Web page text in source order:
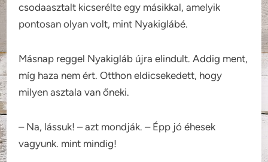
csodaasztalt kicserélte egy másikkal, amelyik
pontosan olyan volt, mint Nyakiglábé.
Másnap reggel Nyakigláb újra elindult. Addig ment,
míg haza nem ért. Otthon eldicsekedett, hogy
milyen asztala van őneki.
– Na, lássuk! – azt mondják. – Épp jó éhesek
vagyunk. mint mindig!